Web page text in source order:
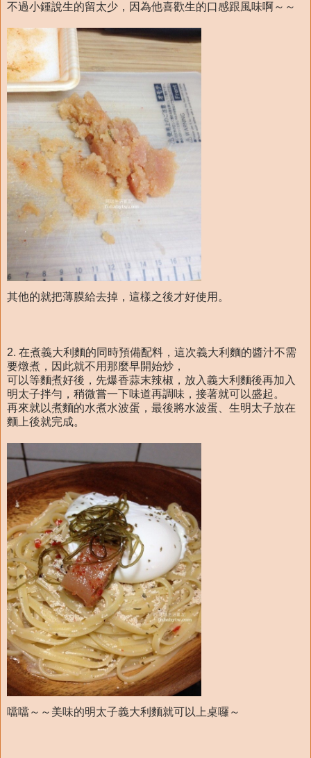
不過小鍾說生的留太少，因為他喜歡生的口感跟風味啊～～
其他的就把薄膜給去掉，這樣之後才好使用。
2. 在煮義大利麵的同時預備配料，這次義大利麵的醬汁不需
要燉煮，因此就不用那麼早開始炒，
可以等麵煮好後，先爆香蒜末辣椒，放入義大利麵後再加入
明太子拌勻，稍微嘗一下味道再調味，接著就可以盛起。
再來就以煮麵的水煮水波蛋，最後將水波蛋、生明太子放在
麵上後就完成。
噹噹～～美味的明太子義大利麵就可以上桌囉～